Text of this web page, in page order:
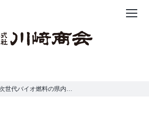
次世代バイオ燃料の県内初での取扱開始についてお知らせ